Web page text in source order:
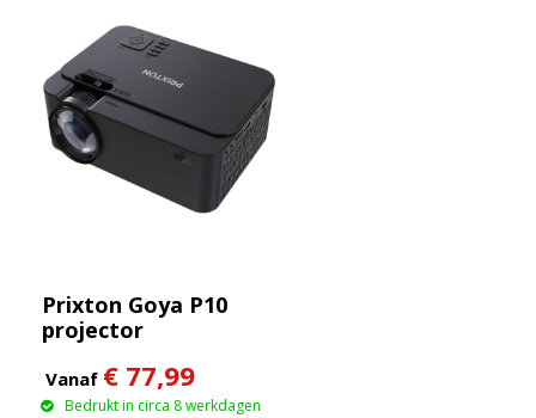
Prixton Goya P10
projector
Vanaf € 77,99
Bedrukt in circa 8 werkdagen